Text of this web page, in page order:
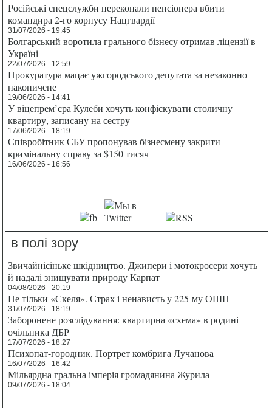
Російські спецслужби переконали пенсіонера вбити
командира 2-го корпусу Нацгвардії
31/07/2026 - 19:45
Болгарський воротила грального бізнесу отримав ліцензії в
Україні
22/07/2026 - 12:59
Прокуратура мацає ужгородського депутата за незаконно
накопичене
19/06/2026 - 14:41
У віцепрем’єра Кулеби хочуть конфіскувати столичну
квартиру, записану на сестру
17/06/2026 - 18:19
Співробітник СБУ пропонував бізнесмену закрити
кримінальну справу за $150 тисяч
16/06/2026 - 16:56
в полі зору
Звичайнісіньке шкідництво. Джипери і мотокросери хочуть
й надалі знищувати природу Карпат
04/08/2026 - 20:19
Не тільки «Скеля». Страх і ненависть у 225-му ОШП
31/07/2026 - 18:19
Заборонене розслідування: квартирна «схема» в родині
очільника ДБР
17/07/2026 - 18:27
Психопат-городник. Портрет комбрига Лучанова
16/07/2026 - 16:42
Мільярдна гральна імперія громадянина Журила
09/07/2026 - 18:04